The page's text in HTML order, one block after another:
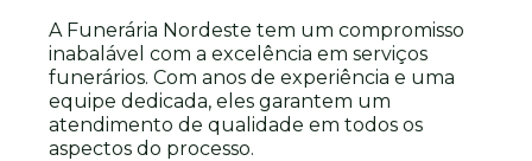
A Funerária Nordeste tem um compromisso
inabalável com a excelência em serviços
funerários. Com anos de experiência e uma
equipe dedicada, eles garantem um
atendimento de qualidade em todos os
aspectos do processo.